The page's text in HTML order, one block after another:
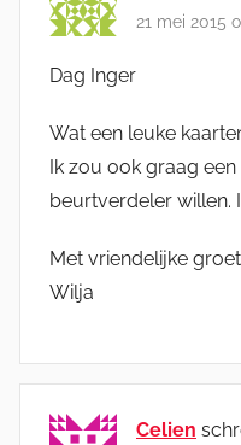
21 mei 2015
Dag Inger
Wat een leuke
Ik zou ook graag
beurtverdeler willen.
Met vriendelijke
Wilja
Celien